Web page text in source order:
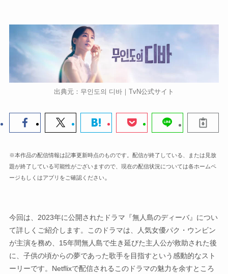
出典元：무인도의 디바｜TvN公式サイト
※本作品の配信情報は記事更新時点のものです。配信が終了している、または見放
題が終了している可能性がございますので、現在の配信状況については各ホームペ
ージもしくはアプリをご確認ください。
今回は、2023年に公開されたドラマ『無人島のディーバ』につい
て詳しくご紹介します。このドラマは、人気女優パク・ウンビン
が主演を務め、15年間無人島で生き延びた主人公が救助された後
に、子供の頃からの夢であった歌手を目指すという感動的なスト
ーリーです。Netflixで配信されるこのドラマの魅力を余すところ